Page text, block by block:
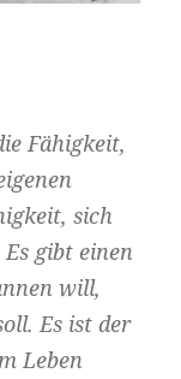
Fähigkeit,
sich
gibt einen
will,
Es ist der
Leben